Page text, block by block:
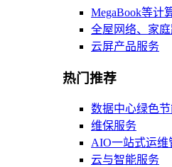
MegaBook等计
全屋网络、家
云屏产品服务
热门推荐
数据中心绿色
维保服务
AIO一站式运维
云与智能服务